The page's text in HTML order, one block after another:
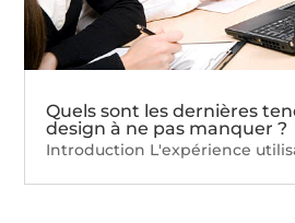
Quels sont les dernières
design à ne pas manquer ?
Introduction L'expérience